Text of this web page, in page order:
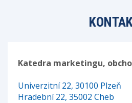
Katedra marketingu,
Univerzitní 22, 30100 Plzeň
Hradební 22, 35002 Cheb